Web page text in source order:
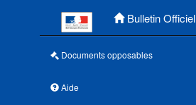
Bulletin Officiel
Documents opposables
Aide